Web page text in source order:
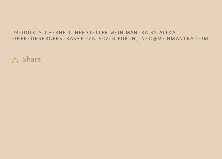
PRODUKTSICHERHEIT: HERSTELLER MEIN MANTRA BY ALEXA
OBERFÜRBERGERSTRASSE 27A, 90768 FÜRTH, INFO@MEINMANTRA.COM
Share